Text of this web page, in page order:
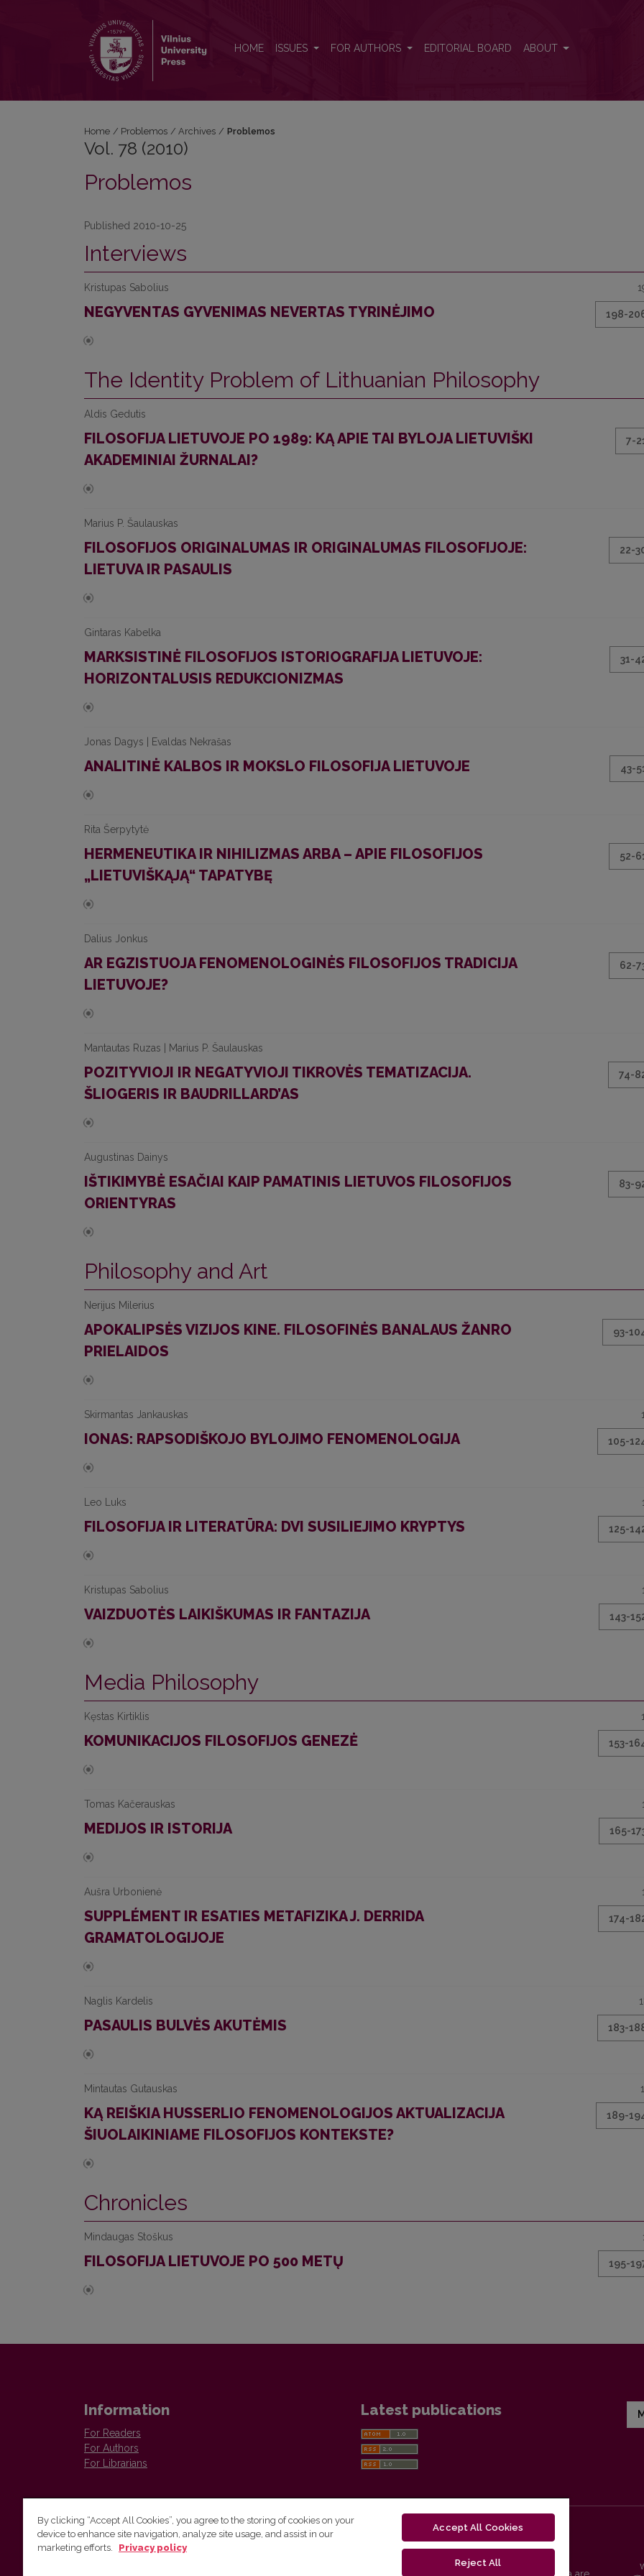
HOME ISSUES FOR AUTHORS EDITORIAL BOARD ABOUT
Home / Problemos / Archives / Problemos
Vol. 78 (2010)
Problemos
Published 2010-10-25
Interviews
Kristupas Sabolius
NEGYVENTAS GYVENIMAS NEVERTAS TYRINĖJIMO 198-
The Identity Problem of Lithuanian Philosophy
Aldis Gedutis
FILOSOFIJA LIETUVOJE PO 1989: KĄ APIE TAI BYLOJA LIETUVIŠKI
AKADEMINIAI ŽURNALAI?
7-
Marius P. Šaulauskas
FILOSOFIJOS ORIGINALUMAS IR ORIGINALUMAS FILOSOFIJOJE:
LIETUVA IR PASAULIS
22-
Gintaras Kabelka
MARKSISTINĖ FILOSOFIJOS ISTORIOGRAFIJA LIETUVOJE:
HORIZONTALUSIS REDUKCIONIZMAS
31-
Jonas Dagys | Evaldas Nekrašas
ANALITINĖ KALBOS IR MOKSLO FILOSOFIJA LIETUVOJE 43-
Rita Šerpytytė
HERMENEUTIKA IR NIHILIZMAS ARBA – APIE FILOSOFIJOS
„LIETUVIŠKĄJĄ“ TAPATYBĘ
52-
Dalius Jonkus
AR EGZISTUOJA FENOMENOLOGINĖS FILOSOFIJOS TRADICIJA
LIETUVOJE?
62-
Mantautas Ruzas | Marius P. Šaulauskas
POZITYVIOJI IR NEGATYVIOJI TIKROVĖS TEMATIZACIJA.
ŠLIOGERIS IR BAUDRILLARD’AS
74-
Augustinas Dainys
IŠTIKIMYBĖ ESAČIAI KAIP PAMATINIS LIETUVOS FILOSOFIJOS
ORIENTYRAS
83-
Philosophy and Art
Nerijus Milerius
APOKALIPSĖS VIZIJOS KINE. FILOSOFINĖS BANALAUS ŽANRO
PRIELAIDOS
93-
Skirmantas Jankauskas
IONAS: RAPSODIŠKOJO BYLOJIMO FENOMENOLOGIJA 105-
Leo Luks
FILOSOFIJA IR LITERATŪRA: DVI SUSILIEJIMO KRYPTYS 125-
Kristupas Sabolius
VAIZDUOTĖS LAIKIŠKUMAS IR FANTAZIJA 143-
Media Philosophy
Kęstas Kirtiklis
KOMUNIKACIJOS FILOSOFIJOS GENEZĖ 153-
Tomas Kačerauskas
MEDIJOS IR ISTORIJA 165-
Aušra Urbonienė
SUPPLÉMENT IR ESATIES METAFIZIKA J. DERRIDA
GRAMATOLOGIJOJE
174-
Naglis Kardelis
PASAULIS BULVĖS AKUTĖMIS 183-
Mintautas Gutauskas
KĄ REIŠKIA HUSSERLIO FENOMENOLOGIJOS AKTUALIZACIJA
ŠIUOLAIKINIAME FILOSOFIJOS KONTEKSTE?
189-
Chronicles
Mindaugas Stoškus
FILOSOFIJA LIETUVOJE PO 500 METŲ 195-
Information
For Readers
For Authors
For Librarians
Latest publications
Vilnius University Press
By clicking “Accept All Cookies”, you agree to the storing of cookies on your
device to enhance site navigation, analyze site usage, and assist in our
marketing efforts.
Privacy policy
Accept All Cookies
Reject All